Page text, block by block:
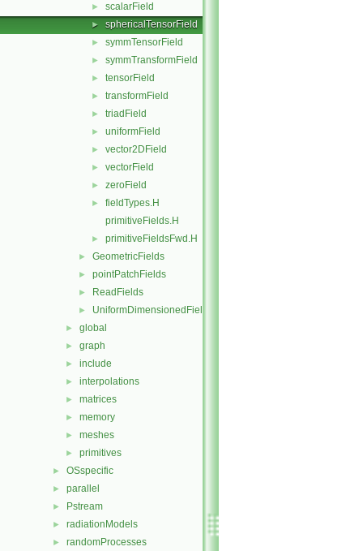
► scalarField
► sphericalTensorField
► symmTensorField
► symmTransformField
► tensorField
► transformField
► triadField
► uniformField
► vector2DField
► vectorField
► zeroField
►
fieldTypes.H
primitiveFields.H
► primitiveFieldsFwd.H
► GeometricFields
► pointPatchFields
► ReadFields
► UniformDimensionedFields
► global
► graph
► include
► interpolations
► matrices
► memory
► meshes
► primitives
► OSspecific
► parallel
► Pstream
► radiationModels
► randomProcesses